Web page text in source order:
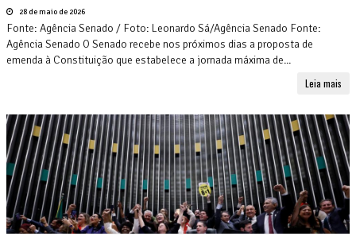
28 de maio de 2026
Fonte: Agência Senado / Foto: Leonardo Sá/Agência Senado Fonte:
Agência Senado O Senado recebe nos próximos dias a proposta de
emenda à Constituição que estabelece a jornada máxima de...
Leia mais